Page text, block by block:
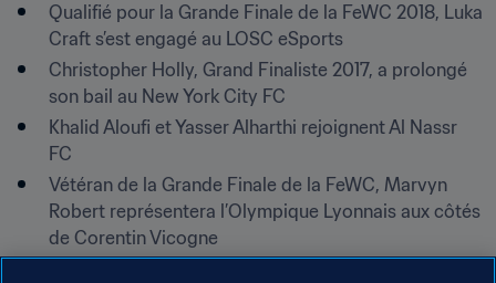
Qualifié pour la Grande Finale de la FeWC 2018, Luka
Craft s’est engagé au LOSC eSports
Christopher Holly, Grand Finaliste 2017, a prolongé
son bail au New York City FC
Khalid Aloufi et Yasser Alharthi rejoignent Al Nassr
FC
Vétéran de la Grande Finale de la FeWC, Marvyn
Robert représentera l’Olympique Lyonnais aux côtés
de Corentin Vicogne